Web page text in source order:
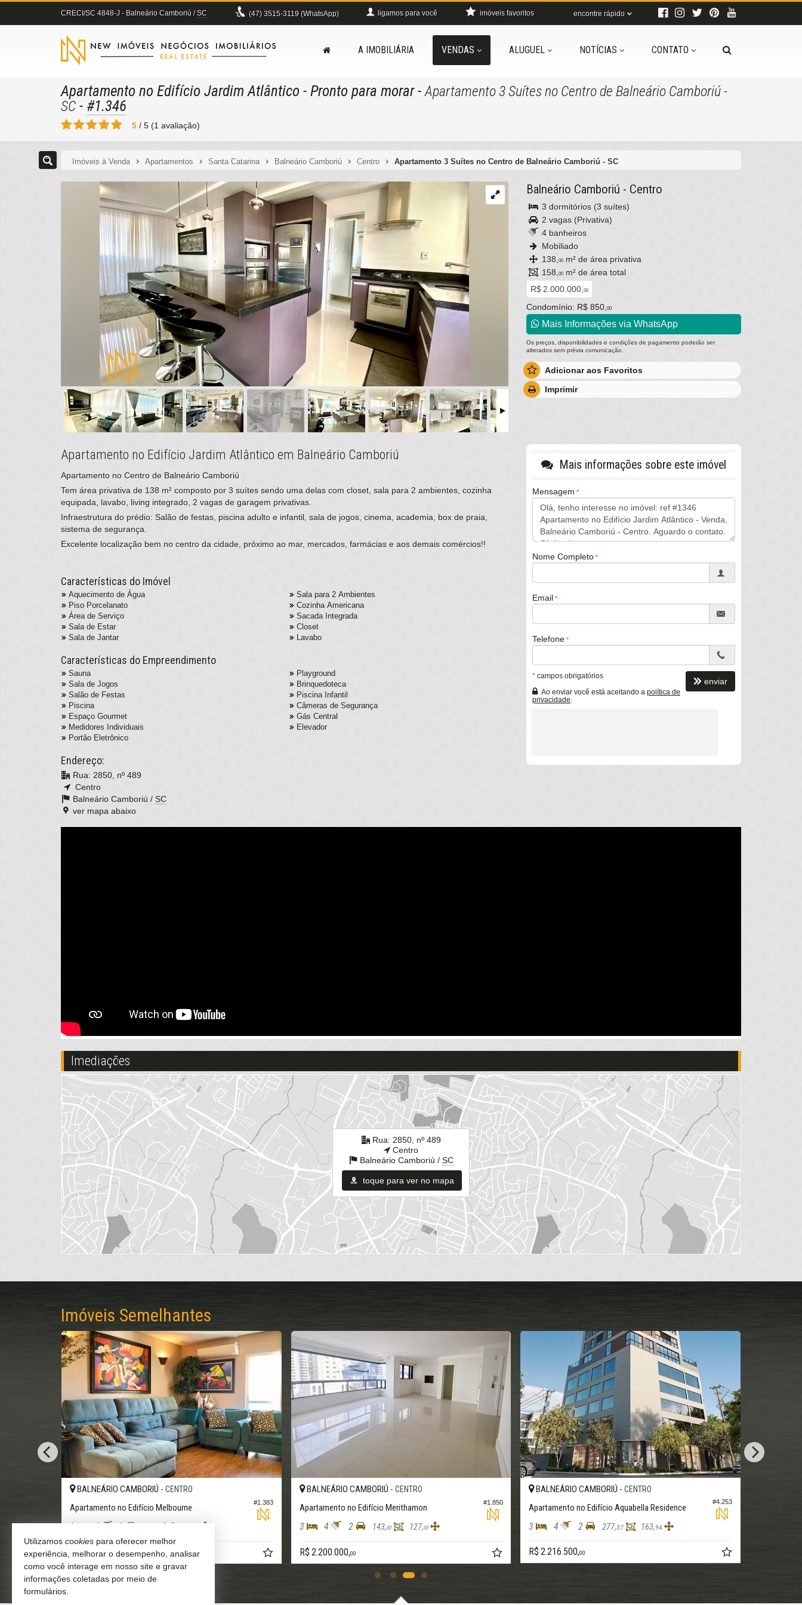
CRECI/SC 4848-J - Balneário Camboriú /SC (47) 3515-3119 (WhatsApp) ligamos para você encontre rápido
imóveis favoritos
A IMOBILIÁRIA VENDAS ALUGUEL NOTÍCIAS CONTATO
Apartamento no Edifício Jardim Atlântico - Pronto para morar-Apartamento 3 Suítes no Centro de Balneário Camboriú -
SC - #1.346
5 / 5 (1 avaliação)
Imóveis à Venda Apartamentos Santa Catarina Balneário Camboriú Centro Apartamento 3 Suítes no Centro de Balneário Camboriú - SC
Balneário Camboriú - Centro
3 dormitórios (3 suítes)
2 vagas (Privativa)
4 banheiros
Mobiliado
138, 00 m² de área privativa
158, 00 m² de área total
R$ 2.000.000, 00
Condomínio: R$ 850, 00
Mais Informações via WhatsApp
Os preços, disponibilidades e condições de pagamento poderão ser
alterados sem prévia comunicação.
Adicionar aos Favoritos
Imprimir
Apartamento no Edifício Jardim Atlântico em Balneário Camboriú
Apartamento no Centro de Balneário Camboriú
Tem área privativa de 138 m² composto por 3 suítes sendo uma delas com closet, sala para 2 ambientes, cozinha
equipada, lavabo, living integrado, 2 vagas de garagem privativas.
Infraestrutura do prédio: Salão de festas, piscina adulto e infantil, sala de jogos, cinema, academia, box de praia,
sistema de segurança.
Excelente localização bem no centro da cidade, próximo ao mar, mercados, farmácias e aos demais comércios!!
Características do Imóvel
Aquecimento de Água
Piso Porcelanato
Área de Serviço
Sala de Estar
Sala de Jantar
Sala para 2 Ambientes
Cozinha Americana
Sacada Integrada
Closet
Lavabo
Características do Empreendimento
Sauna
Sala de Jogos
Salão de Festas
Piscina
Espaço Gourmet
Medidores Individuais
Portão Eletrônico
Playground
Brinquedoteca
Piscina Infantil
Câmeras de Segurança
Gás Central
Elevador
Endereço:
Rua: 2850, nº 489
Centro
Balneário Camboriú / SC
ver mapa abaixo
Mais informações sobre este imóvel
Mensagem
Nome Completo
Email
Telefone
* campos obrigatórios
Ao enviar você está aceitando a política de
privacidade
enviar
Imediações
Rua: 2850, nº 489
Centro
Balneário Camboriú / SC
toque para ver no mapa
Imóveis Semelhantes
#1.383
BALNEÁRIO CAMBORIÚ -CENTRO
Apartamento no Edifício Melbourne
3 4 2
R$ 2.200.000,00
#1.850
BALNEÁRIO CAMBORIÚ -CENTRO
Apartamento no Edifício Merithamon
4 2 143, 00 127, 00
R$ 2.200.000,00
#4.253
BALNEÁRIO CAMBORIÚ -CENTRO
Apartamento no Edifício Aquabella Residence
4 2 277, 37 163, 94
R$ 2.216.500,00
Utilizamos cookies para oferecer melhor
experiência, melhorar o desempenho, analisar
como você interage em nosso site e gravar
informações coletadas por meio de
formulários.